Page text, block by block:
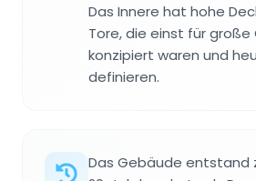
Das Innere hat hohe
Tore, die einst für große
konzipiert waren und
definieren.
Das Gebäude entstand